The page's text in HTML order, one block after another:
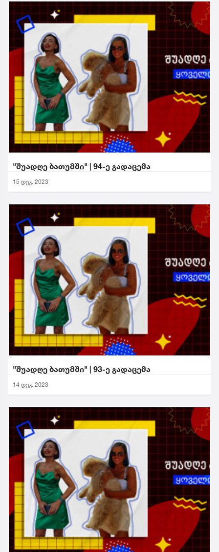
"შუადღე ბათუმში" | 94-ე გადაცემა
15 დეკ. 2023
"შუადღე ბათუმში" | 93-ე გადაცემა
14 დეკ. 2023